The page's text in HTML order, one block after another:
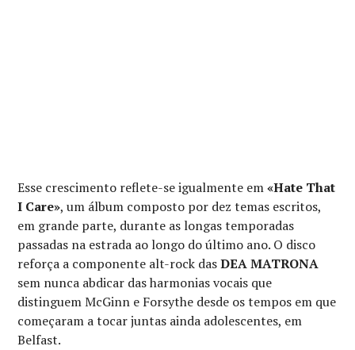
Esse crescimento reflete-se igualmente em«Hate That
I Care», um álbum composto por dez temas escritos,
em grande parte, durante as longas temporadas
passadas na estrada ao longo do último ano. O disco
reforça a componente alt-rock dasDEA MATRONA
sem nunca abdicar das harmonias vocais que
distinguem McGinn e Forsythe desde os tempos em que
começaram a tocar juntas ainda adolescentes, em
Belfast.